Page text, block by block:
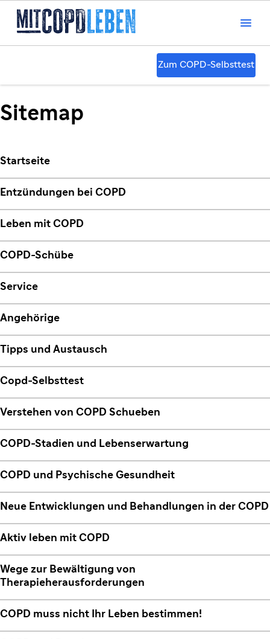
Zum COPD-Selbsttest

Sitemap
Startseite
Entzündungen bei COPD
Leben mit COPD
COPD-Schübe
Service
Angehörige
Tipps und Austausch
Copd-Selbsttest
Verstehen von COPD Schueben
COPD-Stadien und Lebenserwartung
COPD und Psychische Gesundheit
Neue Entwicklungen und Behandlungen in der COPD
Aktiv leben mit COPD
Wege zur Bewältigung von
Therapieherausforderungen
COPD muss nicht Ihr Leben bestimmen!